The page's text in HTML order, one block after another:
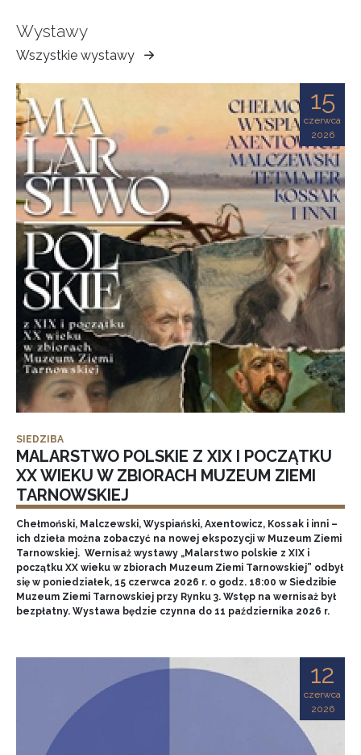
Wystawy
Wszystkie wystawy
Muzeum
Ziemi
Tarnowskiej
15
czerwca
2026
SIEDZIBA
MALARSTWO POLSKIE Z XIX I POCZĄTKU
XX WIEKU W ZBIORACH MUZEUM ZIEMI
TARNOWSKIEJ
Chełmoński, Malczewski, Wyspiański, Axentowicz, Kossak i inni –
ich dzieła można zobaczyć na nowej ekspozycji w Muzeum Ziemi
Tarnowskiej. Wernisaż wystawy „Malarstwo polskie z XIX i
początku XX wieku w zbiorach Muzeum Ziemi Tarnowskiej” odbył
się w poniedziałek, 15 czerwca 2026 r. o godz. 18:00 w Siedzibie
Muzeum Ziemi Tarnowskiej przy Rynku 3. Wstęp na wernisaż był
bezpłatny. Wystawa będzie czynna do 11 października 2026 r.
12
czerwca
2026